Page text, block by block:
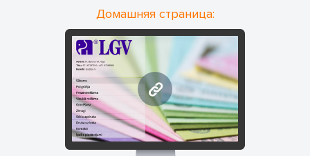
Домашняя страница:
www.lgv.lv